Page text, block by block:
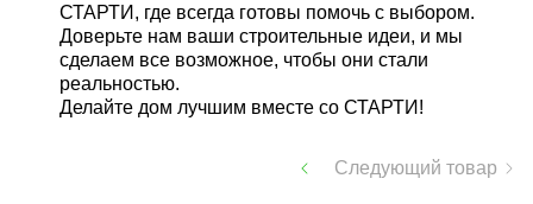
СТАРТИ, где всегда готовы помочь с выбором.
Доверьте нам ваши строительные идеи, и мы
сделаем все возможное, чтобы они стали
реальностью.
Делайте дом лучшим вместе со СТАРТИ!
Следующий товар